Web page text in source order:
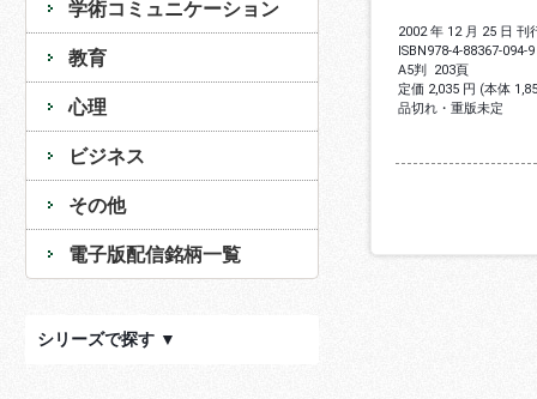
学術コミュニケーション
教育
心理
ビジネス
その他
電子版配信銘柄一覧
シリーズで探す ▼
2002 年 12 月 25 日 刊
ISBN978-4-88367-094-9
A5判 203頁
定価 2,035 円 (本体
品切れ・重版未定